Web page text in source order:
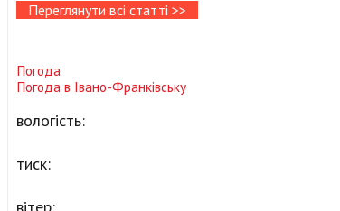
Переглянути всі статті >>
Погода
Погода в Івано-Франківську
вологість:
тиск: